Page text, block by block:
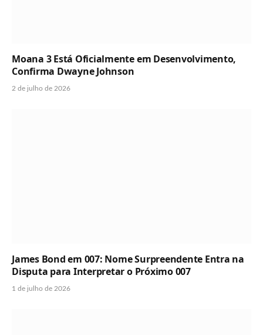
Moana 3 Está Oficialmente em Desenvolvimento,
Confirma Dwayne Johnson
2 de julho de 2026
James Bond em 007: Nome Surpreendente Entra na
Disputa para Interpretar o Próximo 007
1 de julho de 2026